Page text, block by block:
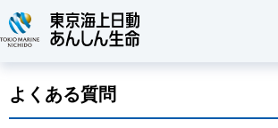
よくある質問